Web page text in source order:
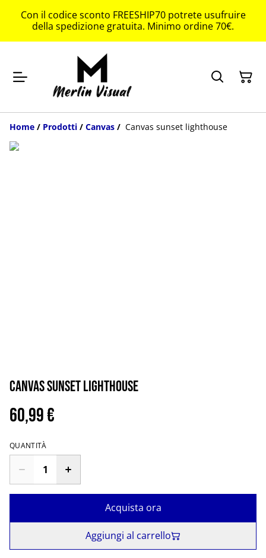
Con il codice sconto FREESHIP70 potrete usufruire
della spedizione gratuita. Minimo ordine 70€.
Home / Prodotti / Canvas / Canvas sunset lighthouse
Canvas sunset lighthouse
60,99 €
QUANTITÀ
Acquista ora
Aggiungi al carrello